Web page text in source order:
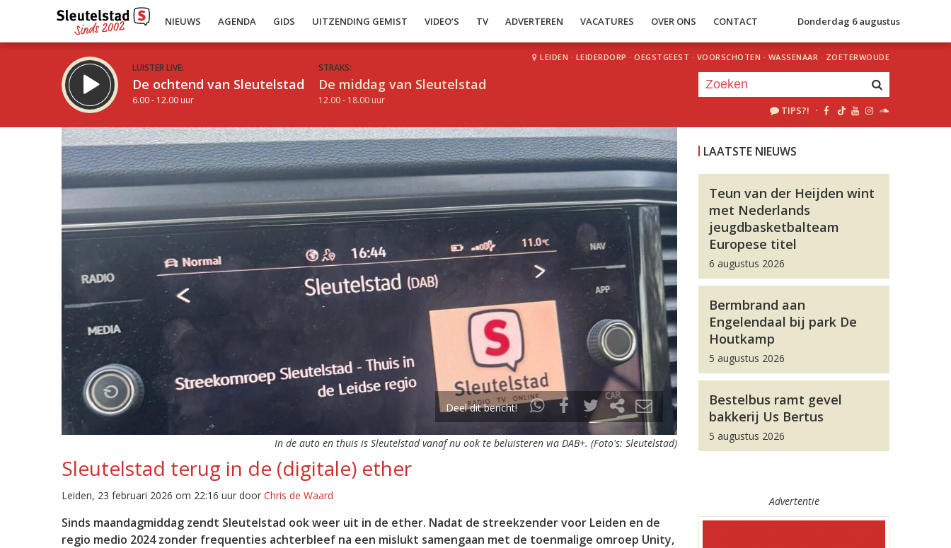
NIEUWS AGENDA GIDS UITZENDING GEMIST VIDEO’S TV ADVERTEREN VACATURES OVER ONS CONTACT Donderdag 6 augustus
LUISTER LIVE:
De ochtend van Sleutelstad
6.00 - 12.00 uur
STRAKS:
De middag van Sleutelstad
12.00 - 18.00 uur
LEIDEN · LEIDERDORP · OEGSTGEEST · VOORSCHOTEN · WASSENAAR · ZOETERWOUDE
TIPS?! ·
Deel dit bericht!
In de auto en thuis is Sleutelstad vanaf nu ook te beluisteren via DAB+. (Foto's: Sleutelstad)
Sleutelstad terug in de (digitale) ether
Leiden, 23 februari 2026 om 22:16 uur door Chris de Waard
Sinds maandagmiddag zendt Sleutelstad ook weer uit in de ether. Nadat de streekzender voor Leiden en de
regio medio 2024 zonder frequenties achterbleef na een mislukt samengaan met de toenmalige omroep Unity,
LAATSTE NIEUWS
Teun van der Heijden wint
met Nederlands
jeugdbasketbalteam
Europese titel
6 augustus 2026
Bermbrand aan
Engelendaal bij park De
Houtkamp
5 augustus 2026
Bestelbus ramt gevel
bakkerij Us Bertus
5 augustus 2026
Advertentie